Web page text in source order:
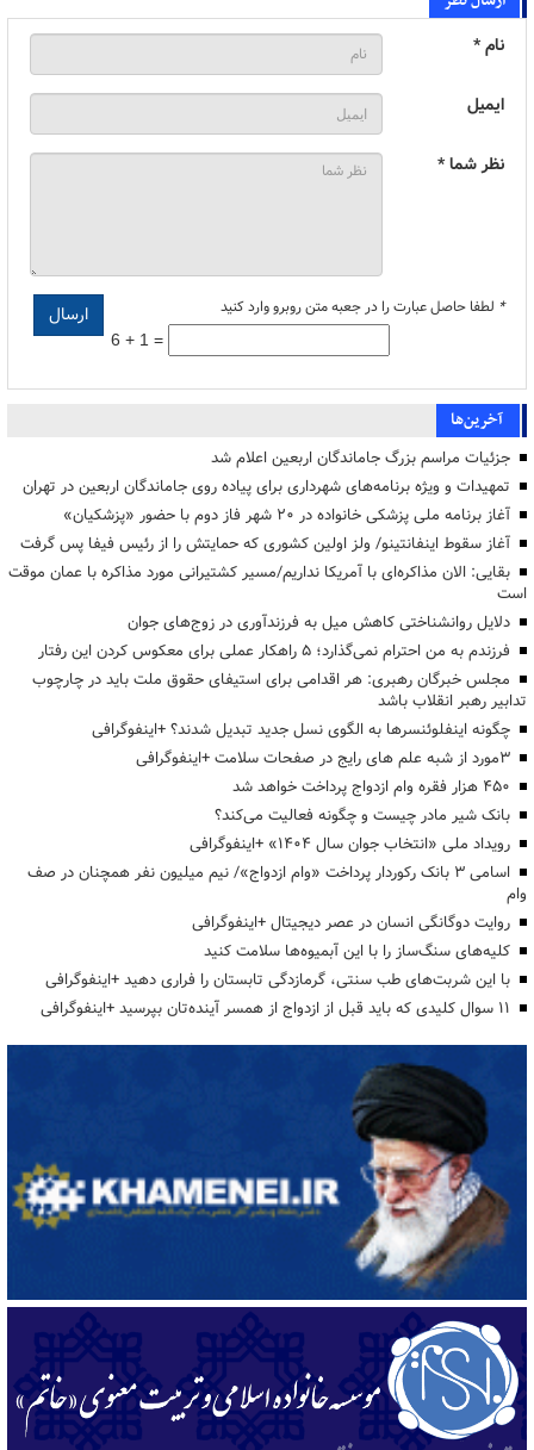
نام *
ایمیل
نظر شما *
* لطفا حاصل عبارت را در جعبه متن روبرو وارد کنید
6 + 1 =
آخرین‌ها
جزئیات مراسم بزرگ جاماندگان اربعین اعلام شد
تمهیدات و ویژه برنامه‌های شهرداری برای پیاده روی جاماندگان اربعین در تهران
آغاز برنامه ملی پزشکی خانواده در ۲۰ شهر فاز دوم با حضور «پزشکیان»
آغاز سقوط اینفانتینو/ ولز اولین کشوری که حمایتش را از رئیس فیفا پس گرفت
بقایی: الان مذاکره‌ای با آمریکا نداریم/مسیر کشتیرانی مورد مذاکره با عمان موقت
است
دلایل روانشناختی کاهش میل به فرزندآوری در زوج‌های جوان
فرزندم به من احترام نمی‌گذارد؛ ۵ راهکار عملی برای معکوس کردن این رفتار
مجلس خبرگان رهبری: هر اقدامی برای استیفای حقوق ملت باید در چارچوب
تدابیر رهبر انقلاب باشد
چگونه اینفلوئنسرها به الگوی نسل جدید تبدیل شدند؟ +اینفوگرافی
3مورد از شبه علم های رایج در صفحات سلامت +اینفوگرافی
۴۵۰ هزار فقره وام ازدواج پرداخت خواهد شد
بانک شیر مادر چیست و چگونه فعالیت می‌کند؟
رویداد ملی «انتخاب جوان سال ۱۴۰۴» +اینفوگرافی
اسامی ۳ بانک رکوردار پرداخت «وام ازدواج»/ نیم میلیون نفر همچنان در صف
وام
روایت دوگانگی انسان در عصر دیجیتال +اینفوگرافی
کلیه‌های سنگ‌ساز را با این آبمیوه‌ها سلامت کنید
با این شربت‌های طب سنتی، گرمازدگی تابستان را فراری دهید +اینفوگرافی
۱۱ سوال کلیدی که باید قبل از ازدواج از همسر آینده‌تان بپرسید +اینفوگرافی